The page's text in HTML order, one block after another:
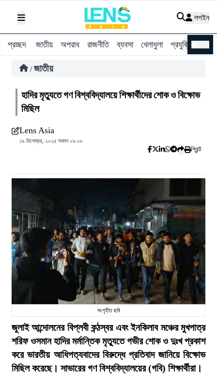
লগইন
প্রচ্ছদ জাতীয় অপরাধ রাজনীতি ব্যবসা খেলাধুলা প্রযুক্তি
/ জাতীয়
হাদির মৃত্যুতে গণ বিশ্ববিদ্যালয়ে শিক্ষার্থীদের শোক ও বিক্ষোভ
মিছিল
Lens Asia
১৯ ডিসেম্বর, ২০২৫ সকাল ০৯:০৮
প্রিন্ট
সংগৃহীত ছবি
জুলাই আন্দোলনের বিপ্লবী কন্ঠস্বর এবং ইনকিলাব মঞ্চের মুখপাত্র
শরিফ ওসমান হাদির মর্মান্তিক মৃত্যুতে গভীর শোক ও দুঃখ প্রকাশ
করে ভারতীয় আধিপত্যবাদের বিরুদ্ধে প্রতিবাদ জানিয়ে বিক্ষোভ
মিছিল করেছে। সাভারের গণ বিশ্ববিদ্যালয়ের (গবি) শিক্ষার্থীরা।